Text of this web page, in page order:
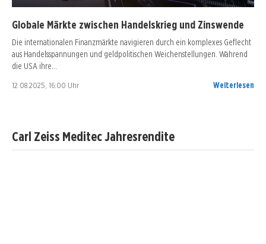
Globale Märkte zwischen Handelskrieg und Zinswende
Die internationalen Finanzmärkte navigieren durch ein komplexes Geflecht
aus Handelsspannungen und geldpolitischen Weichenstellungen. Während
die USA ihre…
12.08.2025, 16:00 Uhr Weiterlesen
Carl Zeiss Meditec Jahresrendite